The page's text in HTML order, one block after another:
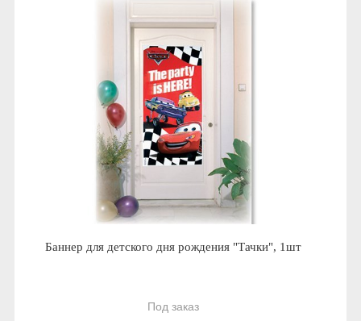
Баннер для детского дня рождения "Тачки", 1шт
Под заказ